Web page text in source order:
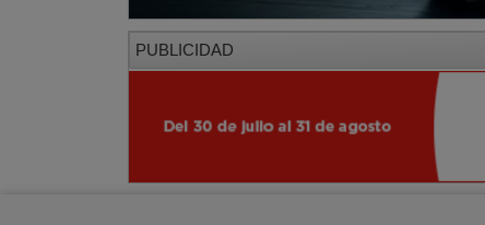
PUBLICIDAD